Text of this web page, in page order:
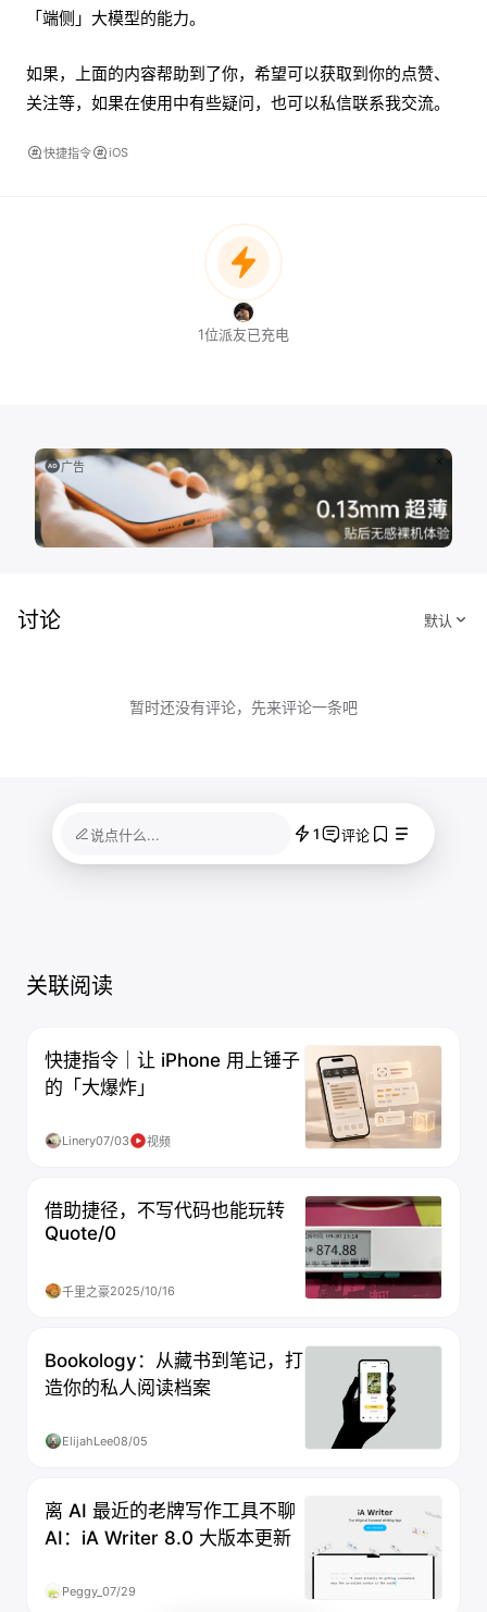
「端侧」大模型的能力。
如果，上面的内容帮助到了你，希望可以获取到你的点赞、
关注等，如果在使用中有些疑问，也可以私信联系我交流。
快捷指令 iOS
1位派友已充电
广告
讨论
暂时还没有评论，先来评论一条吧
说点什么... 1 评论
关联阅读
快捷指令｜让 iPhone 用上锤子
的「大爆炸」
Linery07/03 视频
借助捷径，不写代码也能玩转
Quote/0
千里之豪2025/10/16
Bookology：从藏书到笔记，打
造你的私人阅读档案
ElijahLee08/05
离 AI 最近的老牌写作工具不聊
AI：iA Writer 8.0 大版本更新
Peggy_ 07/29